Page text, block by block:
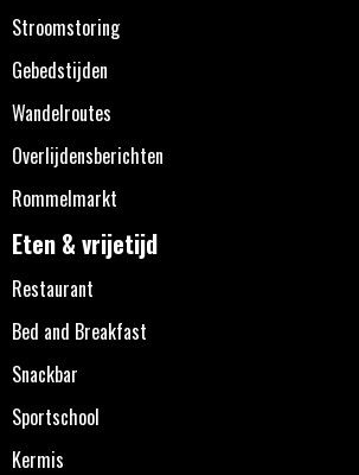
Stroomstoring
Gebedstijden
Wandelroutes
Overlijdensberichten
Rommelmarkt
Eten & vrijetijd
Restaurant
Bed and Breakfast
Snackbar
Sportschool
Kermis